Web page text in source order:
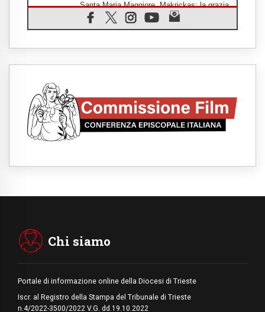
Santa Maria Maggiore, Makrickas: la grazia
di Dio scende ancora sul mondo
05.08.2026
social non saziano, vogliamo cose grandi"
05.08.2026
05.08.2026
Dal Papa all'udienza generale la forza del
"circolo degli eroi"
pace
una prova difficile
Chi siamo
Portale di informazione online della Diocesi di Trieste
Iscr. al Registro della Stampa del Tribunale di Trieste
n.4/2022-3500/2022 V.G. dd.19.10.2022